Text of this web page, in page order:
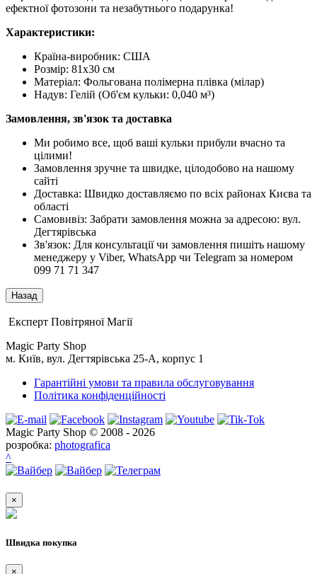
ефектної фотозони та незабутнього подарунка!
Характеристики:
Країна-виробник: США
Розмір: 81х30 см
Матеріал: Фольгована полімерна плівка (мілар)
Надув: Гелій (Об'єм кульки: 0,040 м³)
Замовлення, зв'язок та доставка
Ми робимо все, щоб ваші кульки прибули вчасно та
цілими!
Замовлення зручне та швидке, цілодобово на нашому
сайті
Доставка: Швидко доставляємо по всіх районах Києва та
області
Самовивіз: Забрати замовлення можна за адресою: вул.
Дегтярівська
Зв'язок: Для консультації чи замовлення пишіть нашому
менеджеру у Viber, WhatsApp чи Telegram за номером
099 71 71 347
Експерт Повітряної Магії
Magic Party Shop
м. Київ, вул. Дегтярівська 25-А, корпус 1
Гарантійні умови та правила обслуговування
Політика конфіденційності
Magic Party Shop © 2008 - 2026
розробка: photografica
^
×
Швидка покупка
×